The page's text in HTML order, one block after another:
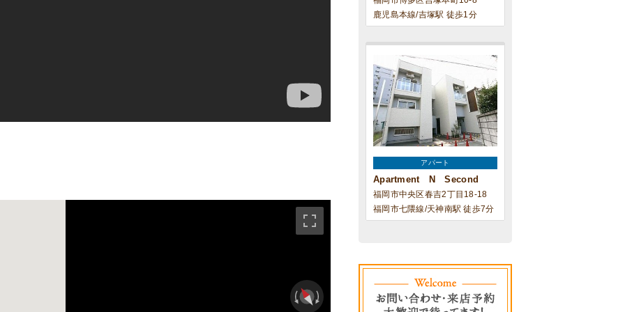
鹿児島本線/吉塚駅 徒歩1分
アパート
Apartment N Second
福岡市中央区春吉2丁目18-18
福岡市七隈線/天神南駅 徒歩7分